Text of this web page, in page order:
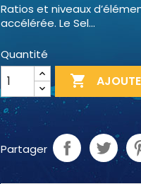
Ratios et niveaux
accélérée. Le Sel...
Quantité

Partager